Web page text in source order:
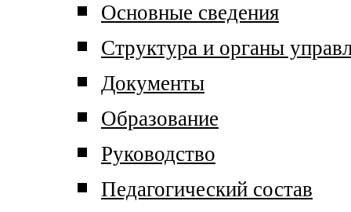
Основные сведения
Структура и органы
Документы
Образование
Руководство
Педагогический состав